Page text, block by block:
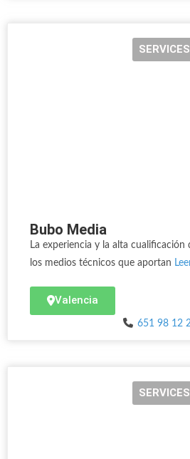
Bubo Media
La experiencia y la alta cualificación
los medios técnicos que aportan
Valencia
651 98 12